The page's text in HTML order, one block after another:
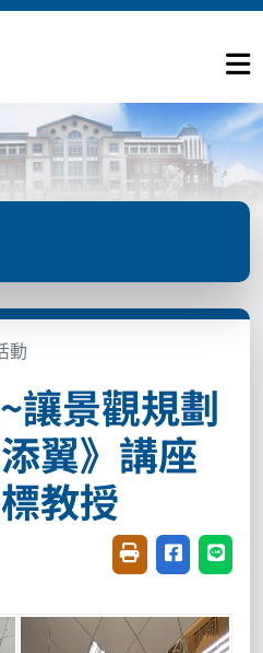
動
讓景觀規劃
翼》講座
教授
友善列印(開新視
分享至臉書
分享